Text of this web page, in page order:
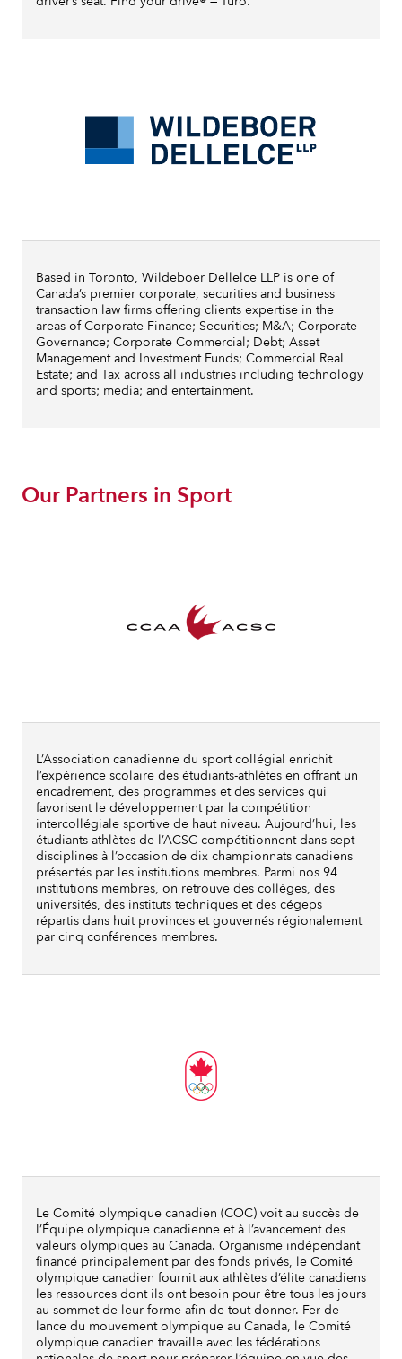
Based in Toronto, Wildeboer Dellelce LLP is one of
Canada’s premier corporate, securities and business
transaction law firms offering clients expertise in the
areas of Corporate Finance; Securities; M&A; Corporate
Governance; Corporate Commercial; Debt; Asset
Management and Investment Funds; Commercial Real
Estate; and Tax across all industries including technology
and sports; media; and entertainment.
Our Partners in Sport
L’Association canadienne du sport collégial enrichit
l’expérience scolaire des étudiants-athlètes en offrant un
encadrement, des programmes et des services qui
favorisent le développement par la compétition
intercollégiale sportive de haut niveau. Aujourd’hui, les
étudiants-athlètes de l’ACSC compétitionnent dans sept
disciplines à l’occasion de dix championnats canadiens
présentés par les institutions membres. Parmi nos 94
institutions membres, on retrouve des collèges, des
universités, des instituts techniques et des cégeps
répartis dans huit provinces et gouvernés régionalement
par cinq conférences membres.
Le Comité olympique canadien (COC) voit au succès de
l’Équipe olympique canadienne et à l’avancement des
valeurs olympiques au Canada. Organisme indépendant
financé principalement par des fonds privés, le Comité
olympique canadien fournit aux athlètes d’élite canadiens
les ressources dont ils ont besoin pour être tous les jours
au sommet de leur forme afin de tout donner. Fer de
lance du mouvement olympique au Canada, le Comité
olympique canadien travaille avec les fédérations